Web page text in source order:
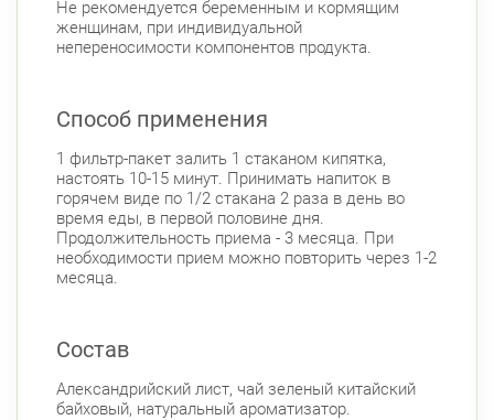
Не рекомендуется беременным и кормящим
женщинам, при индивидуальной
непереносимости компонентов продукта.
Способ применения
1 фильтр-пакет залить 1 стаканом кипятка,
настоять 10-15 минут. Принимать напиток в
горячем виде по 1/2 стакана 2 раза в день во
время еды, в первой половине дня.
Продолжительность приема - 3 месяца. При
необходимости прием можно повторить через 1-2
месяца.
Состав
Александрийский лист, чай зеленый китайский
байховый, натуральный ароматизатор.